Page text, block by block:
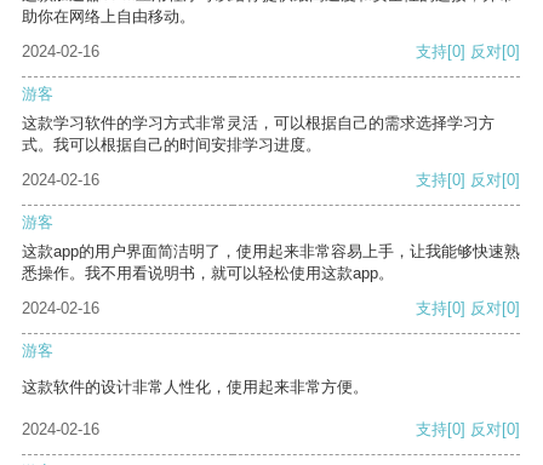
助你在网络上自由移动。
2024-02-16
支持[0] 反对[0]
游客
这款学习软件的学习方式非常灵活，可以根据自己的需求选择学习方
式。我可以根据自己的时间安排学习进度。
2024-02-16
支持[0] 反对[0]
游客
这款app的用户界面简洁明了，使用起来非常容易上手，让我能够快速熟
悉操作。我不用看说明书，就可以轻松使用这款app。
2024-02-16
支持[0] 反对[0]
游客
这款软件的设计非常人性化，使用起来非常方便。
2024-02-16 支持[0] 反对[0]